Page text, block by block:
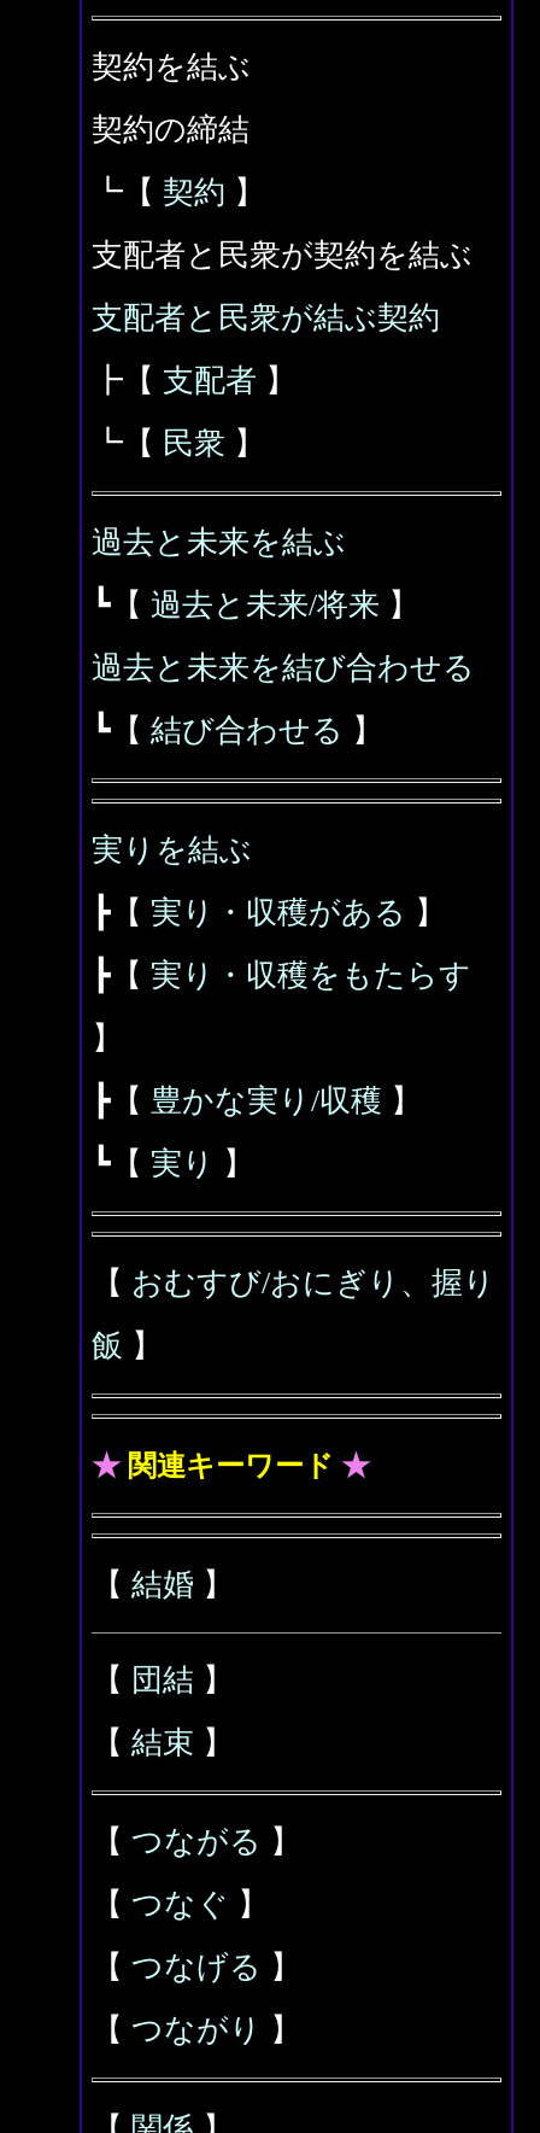
契約を結ぶ
契約の締結
┗【 契約 】
支配者と民衆が契約を結ぶ
支配者と民衆が結ぶ契約
┣【 支配者 】
┗【 民衆 】
過去と未来を結ぶ
┗【 過去と未来/将来 】
過去と未来を結び合わせる
┗【 結び合わせる 】
実りを結ぶ
┣【 実り・収穫がある 】
┣【 実り・収穫をもたらす
】
┣【 豊かな実り/収穫 】
┗【 実り 】
【 おむすび/おにぎり、握り
飯 】
★ 関連キーワード ★
【 結婚 】
【 団結 】
【 結束 】
【 つながる 】
【 つなぐ 】
【 つなげる 】
【 つながり 】